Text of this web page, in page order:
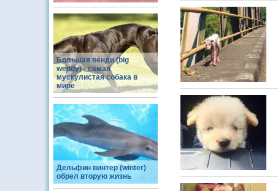
Большая венди (big
wendy) - самая
мускулистая собака в
мире
Дельфин винтер (winter)
обрел вторую жизнь